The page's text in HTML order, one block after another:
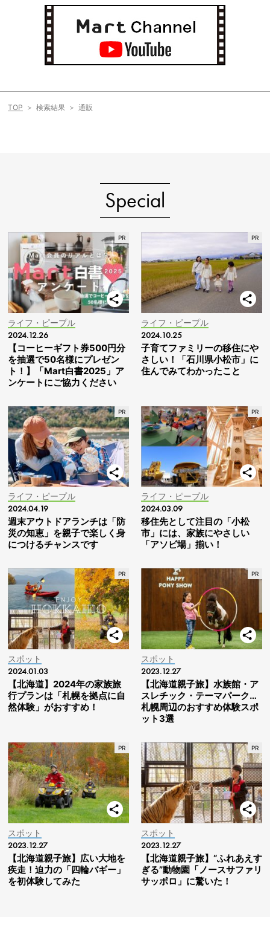
TOP 検索結果 通販
Special
ライフ・ピープル
2024.12.26
【コーヒーギフト券500円分
を抽選で50名様にプレゼン
ト！】「Mart白書2025」ア
ンケートにご協力ください
ライフ・ピープル
2024.10.25
子育てファミリーの移住にや
さしい！「石川県小松市」に
住んでみてわかったこと
ライフ・ピープル
2024.04.19
週末アウトドアランチは「防
災の知恵」を親子で楽しく身
につけるチャンスです
ライフ・ピープル
2024.03.09
移住先として注目の「小松
市」には、家族にやさしい
「アソビ場」揃い！
スポット
2024.01.03
【北海道】2024年の家族旅
行プランは「札幌を拠点に自
然体験」がおすすめ！
スポット
2023.12.27
【北海道親子旅】水族館・ア
スレチック・テーマパーク…
札幌周辺のおすすめ体験スポ
ット3選
スポット
2023.12.27
【北海道親子旅】広い大地を
疾走！迫力の「四輪バギー」
を初体験してみた
スポット
2023.12.27
【北海道親子旅】“ふれあえす
ぎる”動物園「ノースサファリ
サッポロ」に驚いた！